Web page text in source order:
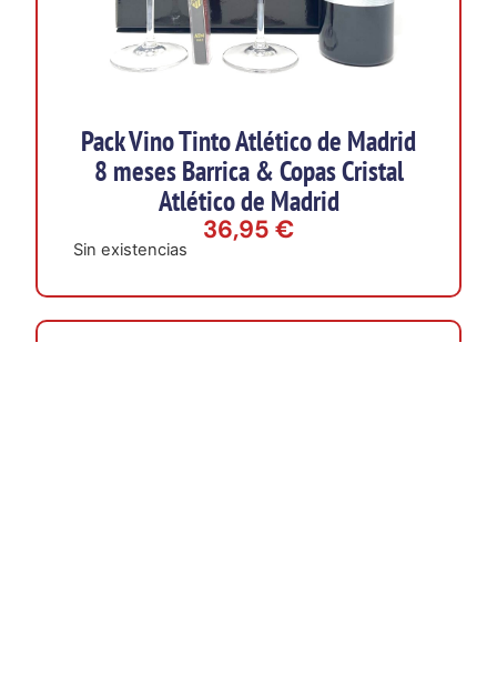
Pack Vino Tinto Atlético de Madrid
8 meses Barrica & Copas Cristal
Atlético de Madrid
36,95 €
Sin existencias